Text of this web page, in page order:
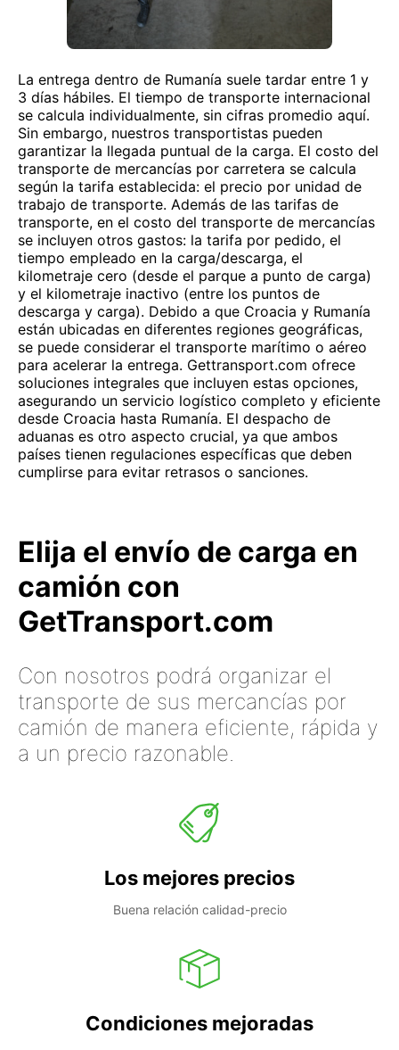
La entrega dentro de Rumanía suele tardar entre 1 y
3 días hábiles. El tiempo de transporte internacional
se calcula individualmente, sin cifras promedio aquí.
Sin embargo, nuestros transportistas pueden
garantizar la llegada puntual de la carga. El costo del
transporte de mercancías por carretera se calcula
según la tarifa establecida: el precio por unidad de
trabajo de transporte. Además de las tarifas de
transporte, en el costo del transporte de mercancías
se incluyen otros gastos: la tarifa por pedido, el
tiempo empleado en la carga/descarga, el
kilometraje cero (desde el parque a punto de carga)
y el kilometraje inactivo (entre los puntos de
descarga y carga). Debido a que Croacia y Rumanía
están ubicadas en diferentes regiones geográficas,
se puede considerar el transporte marítimo o aéreo
para acelerar la entrega. Gettransport.com ofrece
soluciones integrales que incluyen estas opciones,
asegurando un servicio logístico completo y eficiente
desde Croacia hasta Rumanía. El despacho de
aduanas es otro aspecto crucial, ya que ambos
países tienen regulaciones específicas que deben
cumplirse para evitar retrasos o sanciones.
Elija el envío de carga en
camión con
GetTransport.com
Con nosotros podrá organizar el
transporte de sus mercancías por
camión de manera eficiente, rápida y
a un precio razonable.
Los mejores precios
Buena relación calidad-precio
Condiciones mejoradas